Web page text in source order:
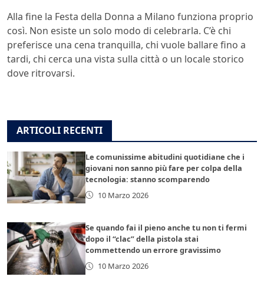
Alla fine la Festa della Donna a Milano funziona proprio
così. Non esiste un solo modo di celebrarla. C’è chi
preferisce una cena tranquilla, chi vuole ballare fino a
tardi, chi cerca una vista sulla città o un locale storico
dove ritrovarsi.
ARTICOLI RECENTI
Le comunissime abitudini quotidiane che i
giovani non sanno più fare per colpa della
tecnologia: stanno scomparendo
10 Marzo 2026
Se quando fai il pieno anche tu non ti fermi
dopo il “clac” della pistola stai
commettendo un errore gravissimo
10 Marzo 2026